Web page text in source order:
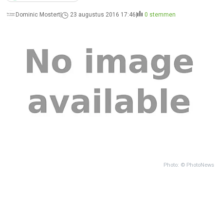
Dominic Mostert 23 augustus 2016 17:46 0 stemmen
Photo: © PhotoNews